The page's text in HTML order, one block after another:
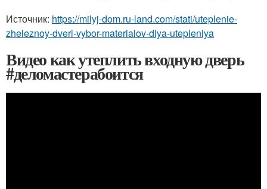
Источник: https://milyj-dom.ru-land.com/stati/uteplenie-
zheleznoy-dveri-vybor-materialov-dlya-utepleniya
Видео как утеплить входную дверь
#деломастерабоится